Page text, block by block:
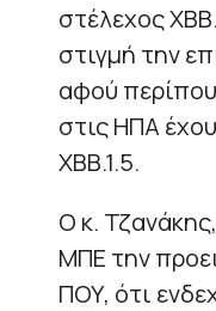
στέλεχος
στιγμή την
αφού
στις ΗΠΑ
ΧΒΒ.1.5.
Ο κ.
ΜΠΕ την
ΠΟΥ, ότι